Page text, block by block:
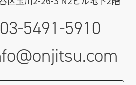
03-5491-5910